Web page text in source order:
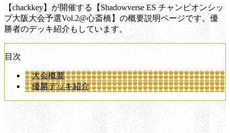
【chackkey】が開催する【Shadowverse ES チャンピオンシッ
プ大阪大会予選Vol.2@心斎橋】の概要説明ページです。優
勝者のデッキ紹介もしています。
目次
大会概要
優勝デッキ紹介